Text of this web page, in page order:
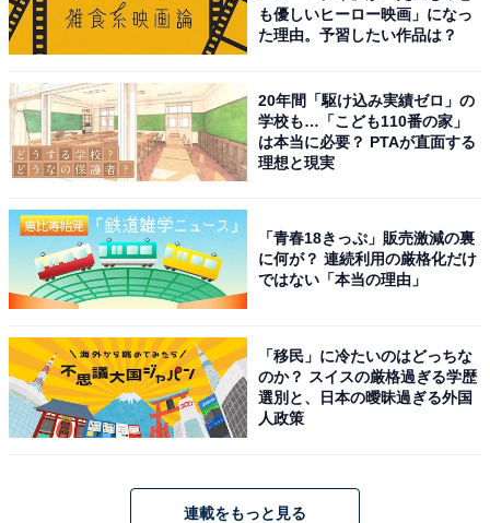
※回答コメントは原文ママです
この記事の筆者：くま なかこ プロフィール
編集プロダクション出身のフリーランスエディター。編
集・執筆・校閲・SNS運用担当として月間120本以上の
コンテンツ制作に携わっています。得意なジャンルはラ
次ページ
5位までの全ランキング結果を見
る
も優しいヒーロー映画」になっ
た理由。予習したい作品は？
20年間「駆け込み実績ゼロ」の
学校も…「こども110番の家」
は本当に必要？ PTAが直面する
理想と現実
「青春18きっぷ」販売激減の裏
に何が？ 連続利用の厳格化だけ
ではない「本当の理由」
「移民」に冷たいのはどっちな
のか？ スイスの厳格過ぎる学歴
選別と、日本の曖昧過ぎる外国
人政策
連載をもっと見る